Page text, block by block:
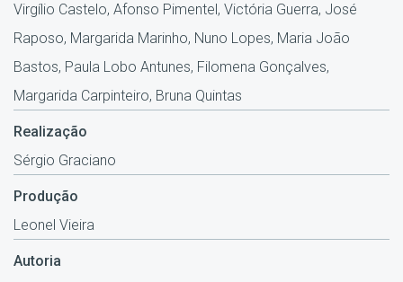
Virgílio Castelo, Afonso Pimentel, Victória Guerra, José
Raposo, Margarida Marinho, Nuno Lopes, Maria João
Bastos, Paula Lobo Antunes, Filomena Gonçalves,
Margarida Carpinteiro, Bruna Quintas
Realização
Sérgio Graciano
Produção
Leonel Vieira
Autoria